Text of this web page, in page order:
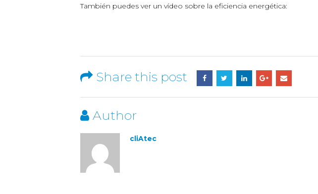
También puedes ver un vídeo sobre la eficiencia energética:
Share this post
Author
cliAtec